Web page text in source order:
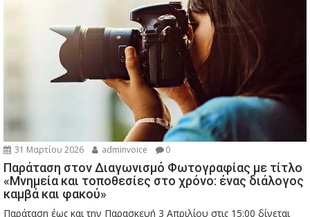
31 Μαρτίου 2026 adminvoice 0
Παράταση στον Διαγωνισμό Φωτογραφίας με τίτλο
«Μνημεία και τοποθεσίες στο χρόνο: ένας διάλογος
καμβά και φακού»
Παράταση έως και την Παρασκευή 3 Απριλίου στις 15:00 δίνεται